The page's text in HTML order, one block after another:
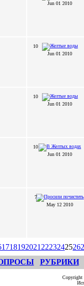
Jun 01 2010
10
Jun 01 2010
10
Jun 01 2010
10
Jun 01 2010
7
May 12 2010
1718192021 2223242526
РУБРИКИ